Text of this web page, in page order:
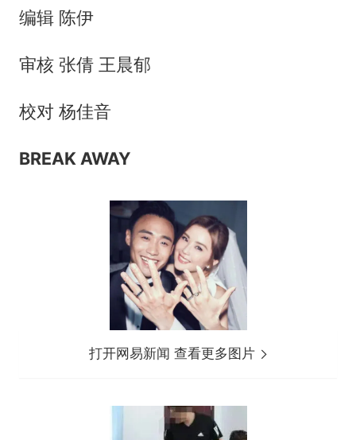
编辑 陈伊
审核 张倩 王晨郁
校对 杨佳音
BREAK AWAY
打开网易新闻 查看更多图片